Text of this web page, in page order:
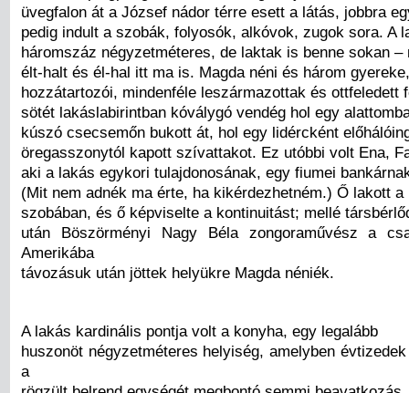
üvegfalon át a József nádor térre esett a látás, jobbra
pedig indult a szobák, folyosók, alkóvok, zugok sora. A
háromszáz négyzetméteres, de laktak is benne sokan –
élt-halt és él-hal itt ma is. Magda néni és három
hozzátartozói, mindenféle leszármazottak és ottfeledett
sötét lakáslabirintban kóválygó vendég hol egy
kúszó csecsemőn bukott át, hol egy lidércként
öregasszonytól kapott szívattakot. Ez utóbbi volt Ena,
aki a lakás egykori tulajdonosának, egy fiumei
(Mit nem adnék ma érte, ha kikérdezhetném.) Ő lakott a
szobában, és ő képviselte a kontinuitást; mellé
után Böszörményi Nagy Béla zongoraművész a
Amerikába
távozásuk után jöttek helyükre Magda néniék.
A lakás kardinális pontja volt a konyha, egy legalább
huszonöt négyzetméteres helyiség, amelyben
a